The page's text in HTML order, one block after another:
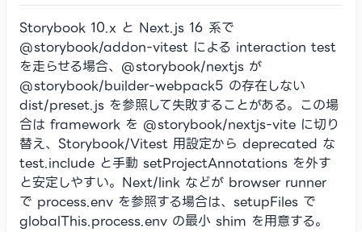
Storybook 10.x と Next.js 16 系で
@storybook/addon-vitest による interaction test
を走らせる場合、@storybook/nextjs が
@storybook/builder-webpack5 の存在しない
dist/preset.js を参照して失敗することがある。この場
合は framework を @storybook/nextjs-vite に切り
替え、Storybook/Vitest 用設定から deprecated な
test.include と手動 setProjectAnnotations を外す
と安定しやすい。Next/link などが browser runner
で process.env を参照する場合は、setupFiles で
globalThis.process.env の最小 shim を用意する。